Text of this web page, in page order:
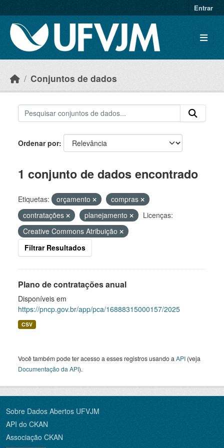
Entrar
Conjuntos de dados
Ordenar por
1 conjunto de dados encontrado
Etiquetas: orçamento
compras
contratações
planejamento
Licenças:
Creative Commons Atribuição
Filtrar Resultados
Plano de contratações anual
Disponíveis em
https://pncp.gov.br/app/pca/16888315000157/2025
CSV
Você também pode ter acesso a esses registros usando a API (veja
Documentação da API).
Sobre Dados Abertos UFVJM
API do CKAN
Associação CKAN